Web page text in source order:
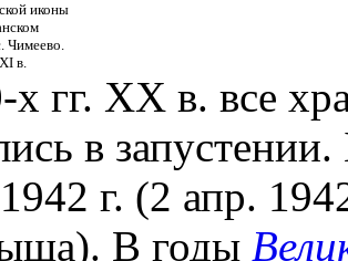
иконы
Чимеево.
в.
гг. XX в. все
в
г. (2 апр.
В годы